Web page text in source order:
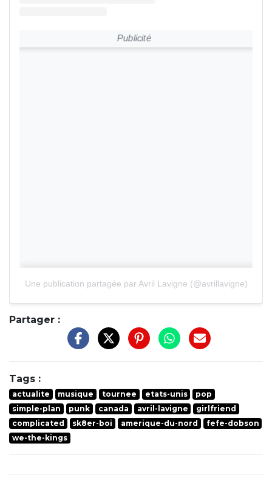
Publicité
Une publication partagée par Avril Lavigne (@avrillavigne)
Partager :
Tags :
actualite musique tournee etats-unis
pop
simple-plan
punk canada avril-lavigne
girlfriend
complicated
sk8er-boi amerique-du-nord
fefe-dobson
we-the-kings